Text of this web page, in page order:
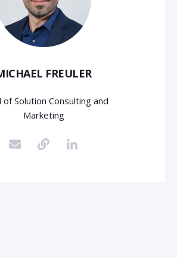
FREULER
of Solution Consulting and
Marketing